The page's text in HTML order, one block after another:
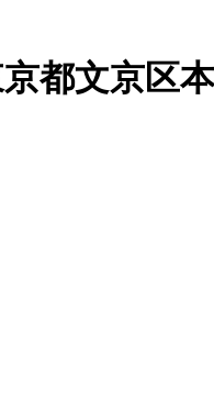
都文京区